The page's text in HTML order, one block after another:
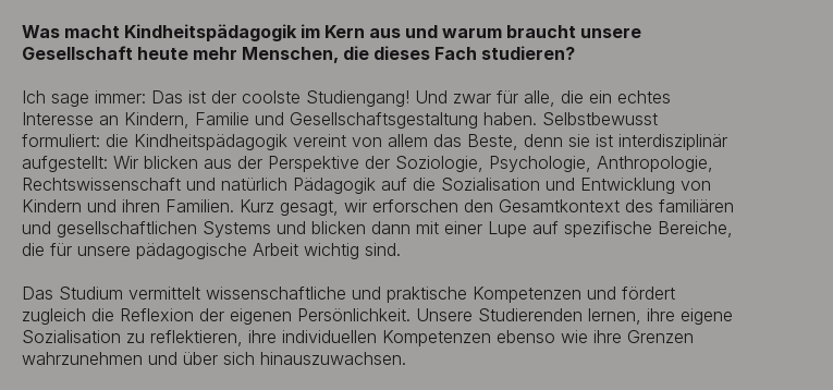
Was macht Kindheitspädagogik im Kern aus und warum braucht unsere
Gesellschaft heute mehr Menschen, die dieses Fach studieren?
Ich sage immer: Das ist der coolste Studiengang! Und zwar für alle, die ein echtes
Interesse an Kindern, Familie und Gesellschaftsgestaltung haben. Selbstbewusst
formuliert: die Kindheitspädagogik vereint von allem das Beste, denn sie ist interdisziplinär
aufgestellt: Wir blicken aus der Perspektive der Soziologie, Psychologie, Anthropologie,
Rechtswissenschaft und natürlich Pädagogik auf die Sozialisation und Entwicklung von
Kindern und ihren Familien. Kurz gesagt, wir erforschen den Gesamtkontext des familiären
und gesellschaftlichen Systems und blicken dann mit einer Lupe auf spezifische Bereiche,
die für unsere pädagogische Arbeit wichtig sind.
Das Studium vermittelt wissenschaftliche und praktische Kompetenzen und fördert
zugleich die Reflexion der eigenen Persönlichkeit. Unsere Studierenden lernen, ihre eigene
Sozialisation zu reflektieren, ihre individuellen Kompetenzen ebenso wie ihre Grenzen
wahrzunehmen und über sich hinauszuwachsen.